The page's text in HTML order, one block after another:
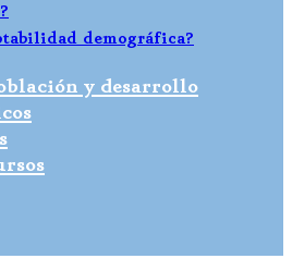
demográfica?
y desarrollo